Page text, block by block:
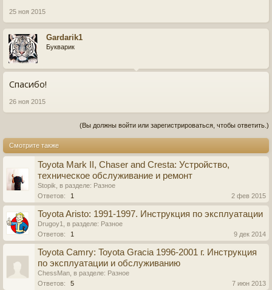
25 ноя 2015
Gardarik1
Букварик
Спасибо!
26 ноя 2015
(Вы должны войти или зарегистрироваться, чтобы ответить.)
Смотрите также
Toyota Mark II, Chaser and Cresta: Устройство,
техническое обслуживание и ремонт
Stopik , в разделе: Разное
Ответов:
1 2 фев 2015
Toyota Aristo: 1991-1997. Инструкция по эксплуатации
Drugoy1 , в разделе: Разное
Ответов:
1 9 дек 2014
Toyota Camry: Toyota Gracia 1996-2001 г. Инструкция
по эксплуатации и обслуживанию
ChessMan , в разделе: Разное
Ответов:
5 7 июн 2013